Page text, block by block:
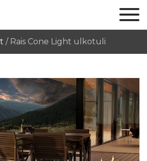
/ Rais Cone Light ulkotuli